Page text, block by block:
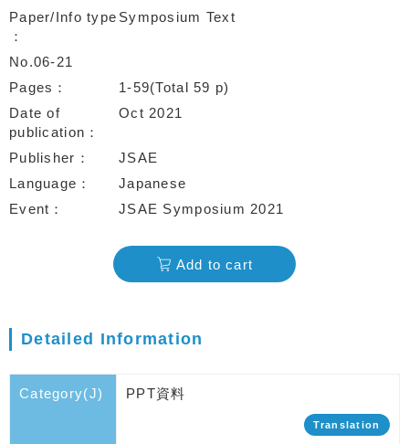
Paper/Info type Symposium Text
No.06-21
Pages
1-59(Total 59 p)
Date of
publication
Oct 2021
Publisher
JSAE
Language
Japanese
Event
JSAE Symposium 2021
Add to cart
Detailed Information
Category(J) PPT資料
Translation